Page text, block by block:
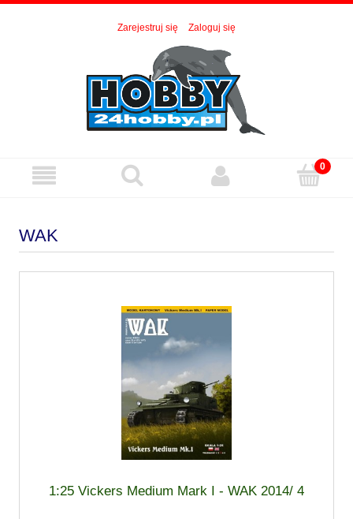
Zarejestruj się Zaloguj się
WAK
1:25 Vickers Medium Mark I - WAK 2014/ 4